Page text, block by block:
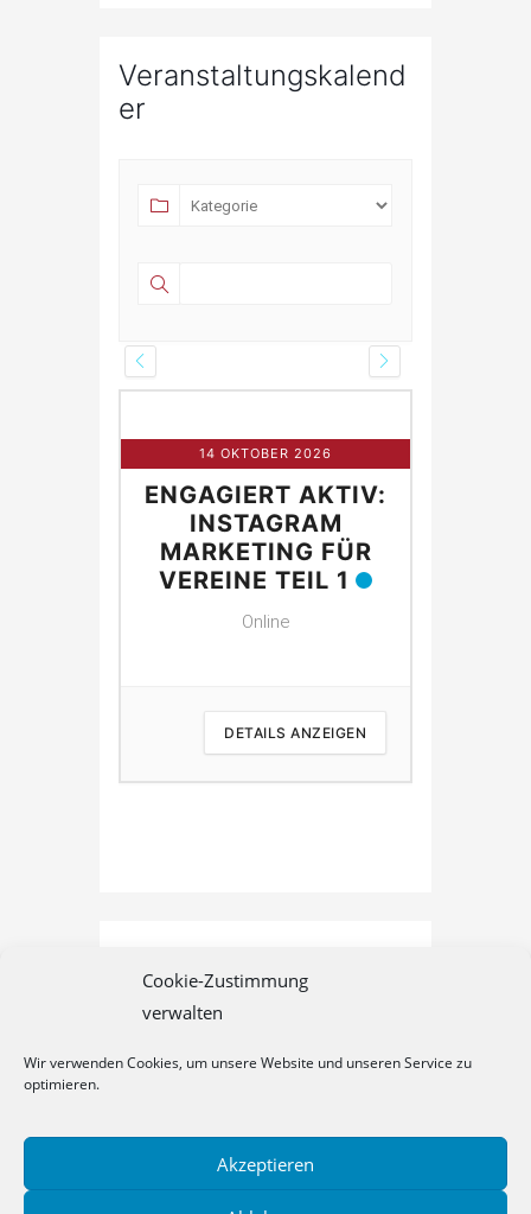
Cookie-Zustimmung
verwalten
Wir verwenden Cookies, um unsere Website und unseren Service zu
optimieren.
Akzeptieren
Veranstaltungskalend
er
14 OKTOBER 2026
ENGAGIERT AKTIV:
INSTAGRAM
MARKETING FÜR
VEREINE TEIL 1
Online
DETAILS ANZEIGEN